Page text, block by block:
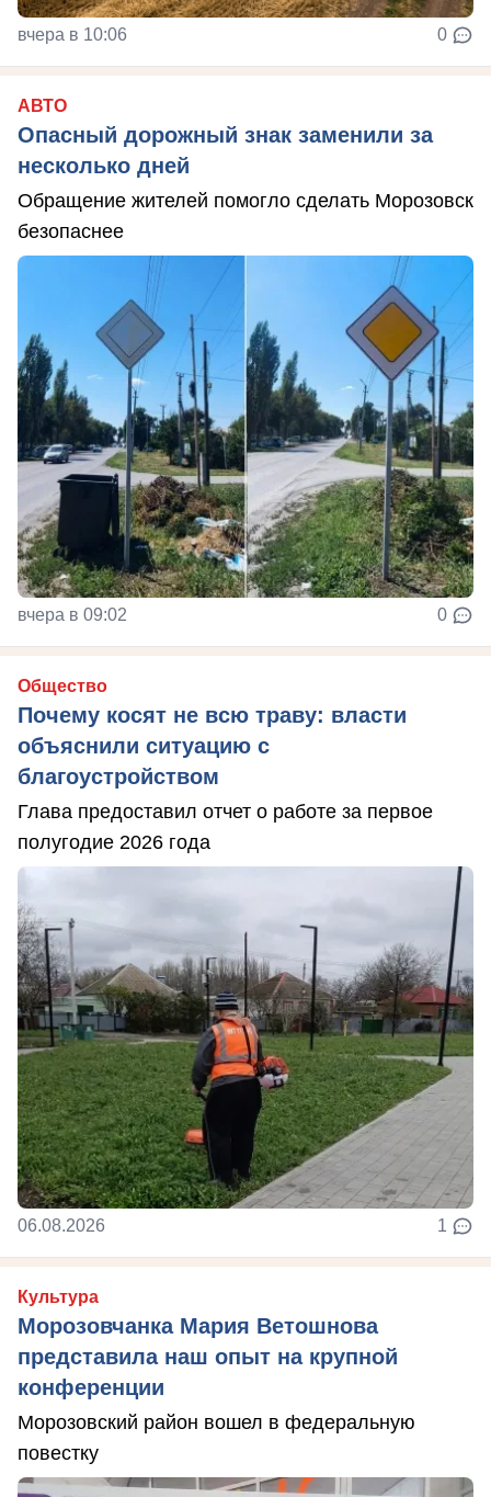
вчера в 10:06 0
АВТО
Опасный дорожный знак заменили за
несколько дней
Обращение жителей помогло сделать Морозовск
безопаснее
вчера в 09:02 0
Общество
Почему косят не всю траву: власти
объяснили ситуацию с
благоустройством
Глава предоставил отчет о работе за первое
полугодие 2026 года
06.08.2026 1
Культура
Морозовчанка Мария Ветошнова
представила наш опыт на крупной
конференции
Морозовский район вошел в федеральную
повестку